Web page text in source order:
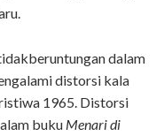
dalam
distorsi kala
1965. Distorsi
buku Menari di